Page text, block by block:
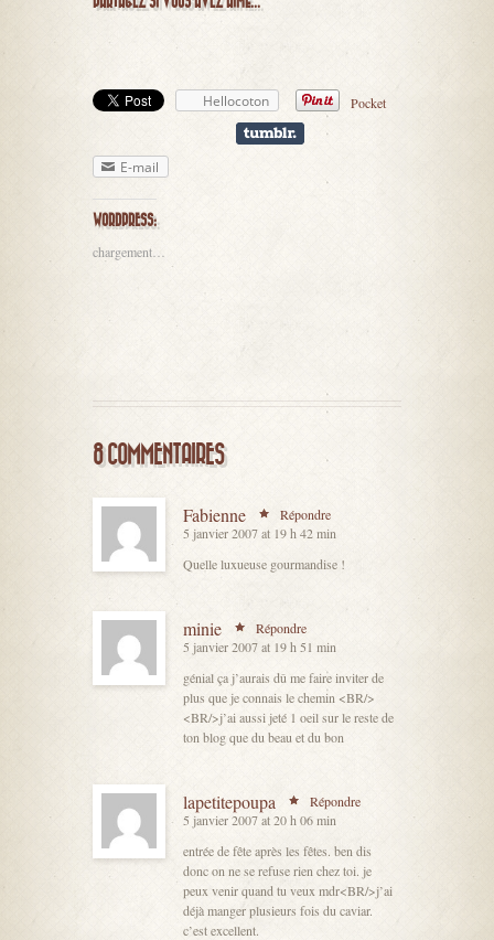
Hellocoton Pocket
E-mail
WORDPRESS:
chargement…
8 COMMENTAIRES
Fabienne
Répondre
5 janvier 2007 at 19 h 42 min
Quelle luxueuse gourmandise !
minie
Répondre
5 janvier 2007 at 19 h 51 min
génial ça j’aurais dû me faire inviter de
plus que je connais le chemin <BR/>
<BR/>j’ai aussi jeté 1 oeil sur le reste de
ton blog que du beau et du bon
lapetitepoupa
Répondre
5 janvier 2007 at 20 h 06 min
entrée de fête après les fêtes. ben dis
donc on ne se refuse rien chez toi. je
peux venir quand tu veux mdr<BR/>j’ai
déjà manger plusieurs fois du caviar.
c’est excellent.